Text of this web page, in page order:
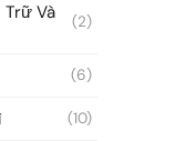
Trữ Và
(2)
(6)
(10)